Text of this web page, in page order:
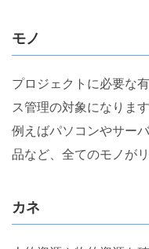
モノ
プロジェクトに必要な
ス管理の対象になります
例えばパソコンやサー
品など、全てのモノが
カネ